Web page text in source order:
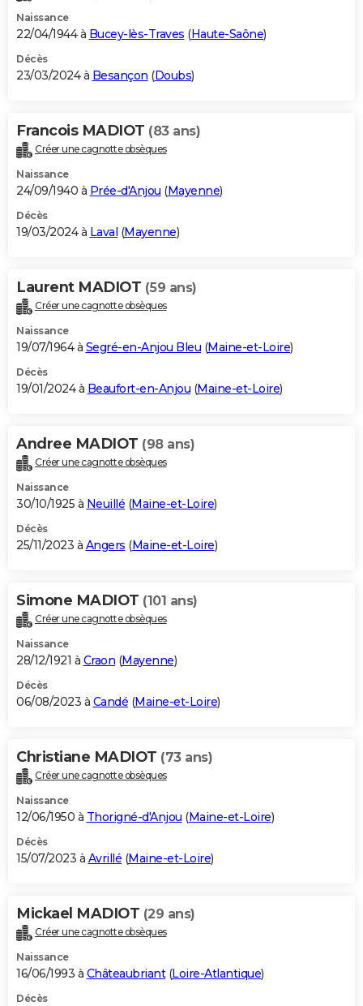
Naissance
22/04/1944 à Bucey-lès-Traves (Haute-Saône)
Décès
23/03/2024 à Besançon (Doubs)
Francois MADIOT (83 ans)
Créer une cagnotte obsèques
Naissance
24/09/1940 à Prée-d'Anjou (Mayenne)
Décès
19/03/2024 à Laval (Mayenne)
Laurent MADIOT (59 ans)
Créer une cagnotte obsèques
Naissance
19/07/1964 à Segré-en-Anjou Bleu (Maine-et-Loire)
Décès
19/01/2024 à Beaufort-en-Anjou (Maine-et-Loire)
Andree MADIOT (98 ans)
Créer une cagnotte obsèques
Naissance
30/10/1925 à Neuillé (Maine-et-Loire)
Décès
25/11/2023 à Angers (Maine-et-Loire)
Simone MADIOT (101 ans)
Créer une cagnotte obsèques
Naissance
28/12/1921 à Craon (Mayenne)
Décès
06/08/2023 à Candé (Maine-et-Loire)
Christiane MADIOT (73 ans)
Créer une cagnotte obsèques
Naissance
12/06/1950 à Thorigné-d'Anjou (Maine-et-Loire)
Décès
15/07/2023 à Avrillé (Maine-et-Loire)
Mickael MADIOT (29 ans)
Créer une cagnotte obsèques
Naissance
16/06/1993 à Châteaubriant(Loire-Atlantique)
Décès